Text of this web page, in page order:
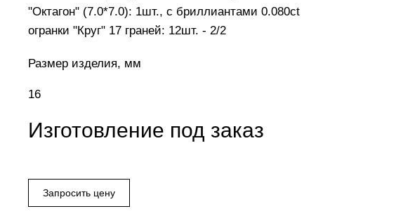
"Октагон" (7.0*7.0): 1шт., с бриллиантами 0.080ct
огранки "Круг" 17 граней: 12шт. - 2/2
Размер изделия, мм
16
Изготовление под заказ